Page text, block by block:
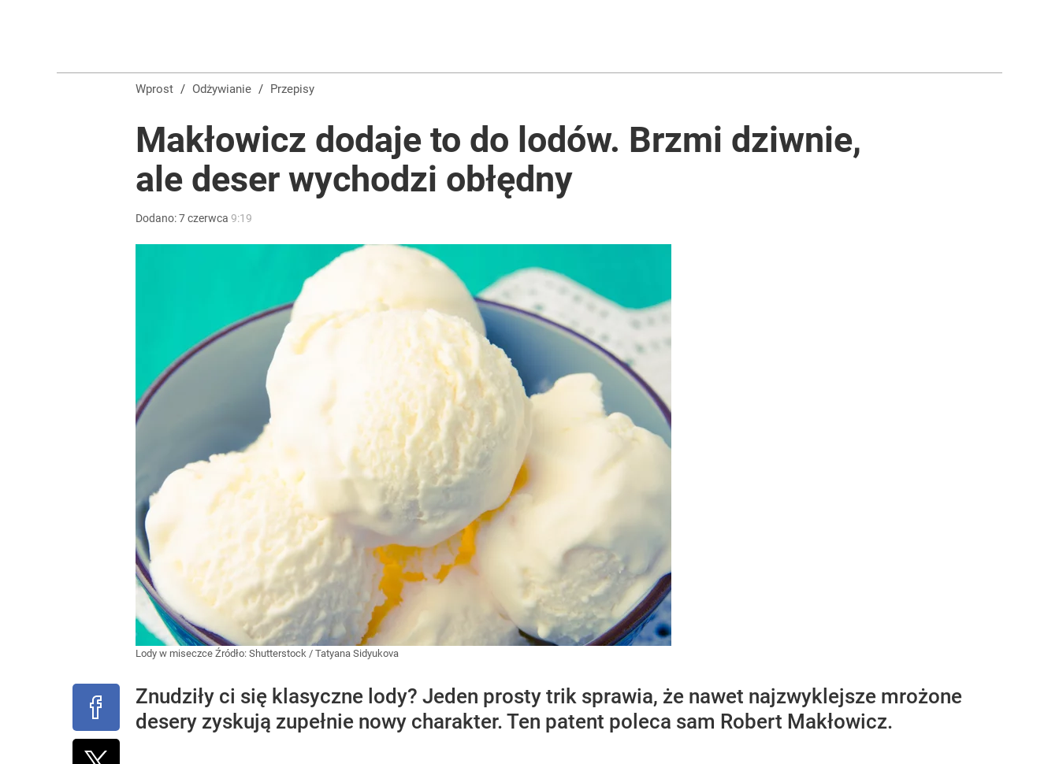
Wprost / Odżywianie / Przepisy
Makłowicz dodaje to do lodów. Brzmi dziwnie,
ale deser wychodzi obłędny
Dodano:7czerwca 9:19
Lody w miseczce Źródło: Shutterstock / Tatyana Sidyukova
Znudziły ci się klasyczne lody? Jeden prosty trik sprawia, że nawet najzwyklejsze mrożone
desery zyskują zupełnie nowy charakter. Ten patent poleca sam Robert Makłowicz.